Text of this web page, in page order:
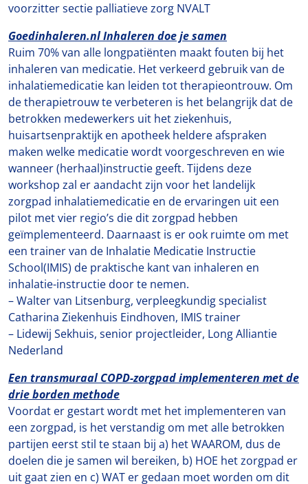
voorzitter sectie palliatieve zorg NVALT
Goedinhaleren.nl Inhaleren doe je samen
Ruim 70% van alle longpatiënten maakt fouten bij het
inhaleren van medicatie. Het verkeerd gebruik van de
inhalatiemedicatie kan leiden tot therapieontrouw. Om
de therapietrouw te verbeteren is het belangrijk dat de
betrokken medewerkers uit het ziekenhuis,
huisartsenpraktijk en apotheek heldere afspraken
maken welke medicatie wordt voorgeschreven en wie
wanneer (herhaal)instructie geeft. Tijdens deze
workshop zal er aandacht zijn voor het landelijk
zorgpad inhalatiemedicatie en de ervaringen uit een
pilot met vier regio’s die dit zorgpad hebben
geïmplementeerd. Daarnaast is er ook ruimte om met
een trainer van de Inhalatie Medicatie Instructie
School(IMIS) de praktische kant van inhaleren en
inhalatie-instructie door te nemen.
– Walter van Litsenburg, verpleegkundig specialist
Catharina Ziekenhuis Eindhoven, IMIS trainer
– Lidewij Sekhuis, senior projectleider, Long Alliantie
Nederland
Een transmuraal COPD-zorgpad implementeren met de
drie borden methode
Voordat er gestart wordt met het implementeren van
een zorgpad, is het verstandig om met alle betrokken
partijen eerst stil te staan bij a) het WAAROM, dus de
doelen die je samen wil bereiken, b) HOE het zorgpad er
uit gaat zien en c) WAT er gedaan moet worden om dit